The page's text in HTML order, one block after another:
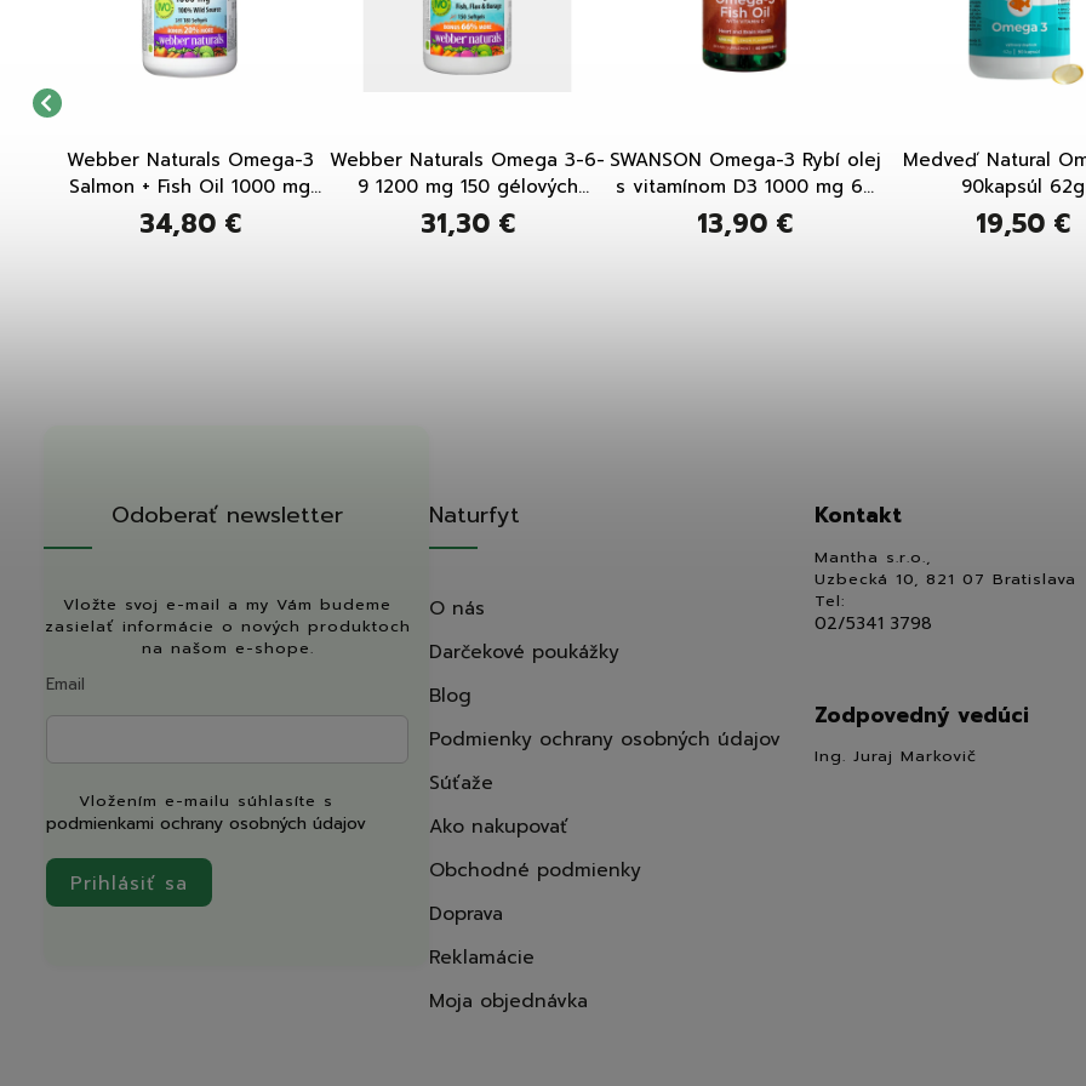
Webber Naturals Omega-3
Salmon + Fish Oil 1000 mg
180 gélových kapsúl
34,80 €
Webber Naturals Omega 3-6-
9 1200 mg 150 gélových
kapsúl
31,30 €
SWANSON Omega-3 Rybí olej
s vitamínom D3 1000 mg 60
kapsúl
13,90 €
Medveď Natural
90kapsúl 62g
19,50 €
Odoberať newsletter
Vložte svoj e-mail a my Vám budeme
zasielať informácie o nových produktoch
na našom e-shope.
Email
Vložením e-mailu súhlasíte s
podmienkami ochrany osobných údajov
Prihlásiť sa
Naturfyt
O nás
Darčekové poukážky
Blog
Podmienky ochrany osobných údajov
Súťaže
Ako nakupovať
Obchodné podmienky
Doprava
Reklamácie
Moja objednávka
Kontakt
Mantha s.r.o.,
Uzbecká 10, 821 07 Bratislava
Tel:
02/5341 3798
Zodpovedný vedúci
Ing. Juraj Markovič